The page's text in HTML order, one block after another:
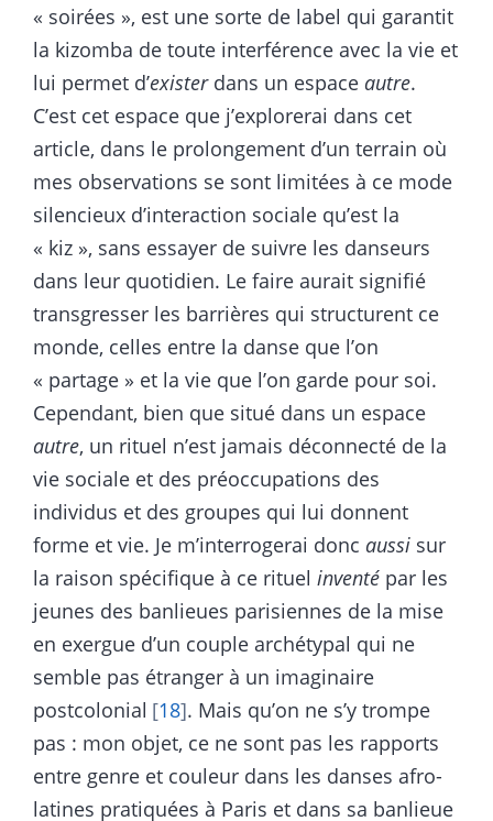
« soirées », est une sorte de label qui garantit
la kizomba de toute interférence avec la vie et
lui permet d’existerdans un espace autre.
C’est cet espace que j’explorerai dans cet
article, dans le prolongement d’un terrain où
mes observations se sont limitées à ce mode
silencieux d’interaction sociale qu’est la
« kiz », sans essayer de suivre les danseurs
dans leur quotidien. Le faire aurait signifié
transgresser les barrières qui structurent ce
monde, celles entre la danse que l’on
« partage » et la vie que l’on garde pour soi.
Cependant, bien que situé dans un espace
autre, un rituel n’est jamais déconnecté de la
vie sociale et des préoccupations des
individus et des groupes qui lui donnent
forme et vie. Je m’interrogerai donc aussi sur
la raison spécifique à ce rituel inventé par les
jeunes des banlieues parisiennes de la mise
en exergue d’un couple archétypal qui ne
semble pas étranger à un imaginaire
postcolonial 18 . Mais qu’on ne s’y trompe
pas : mon objet, ce ne sont pas les rapports
entre genre et couleur dans les danses afro-
latines pratiquées à Paris et dans sa banlieue